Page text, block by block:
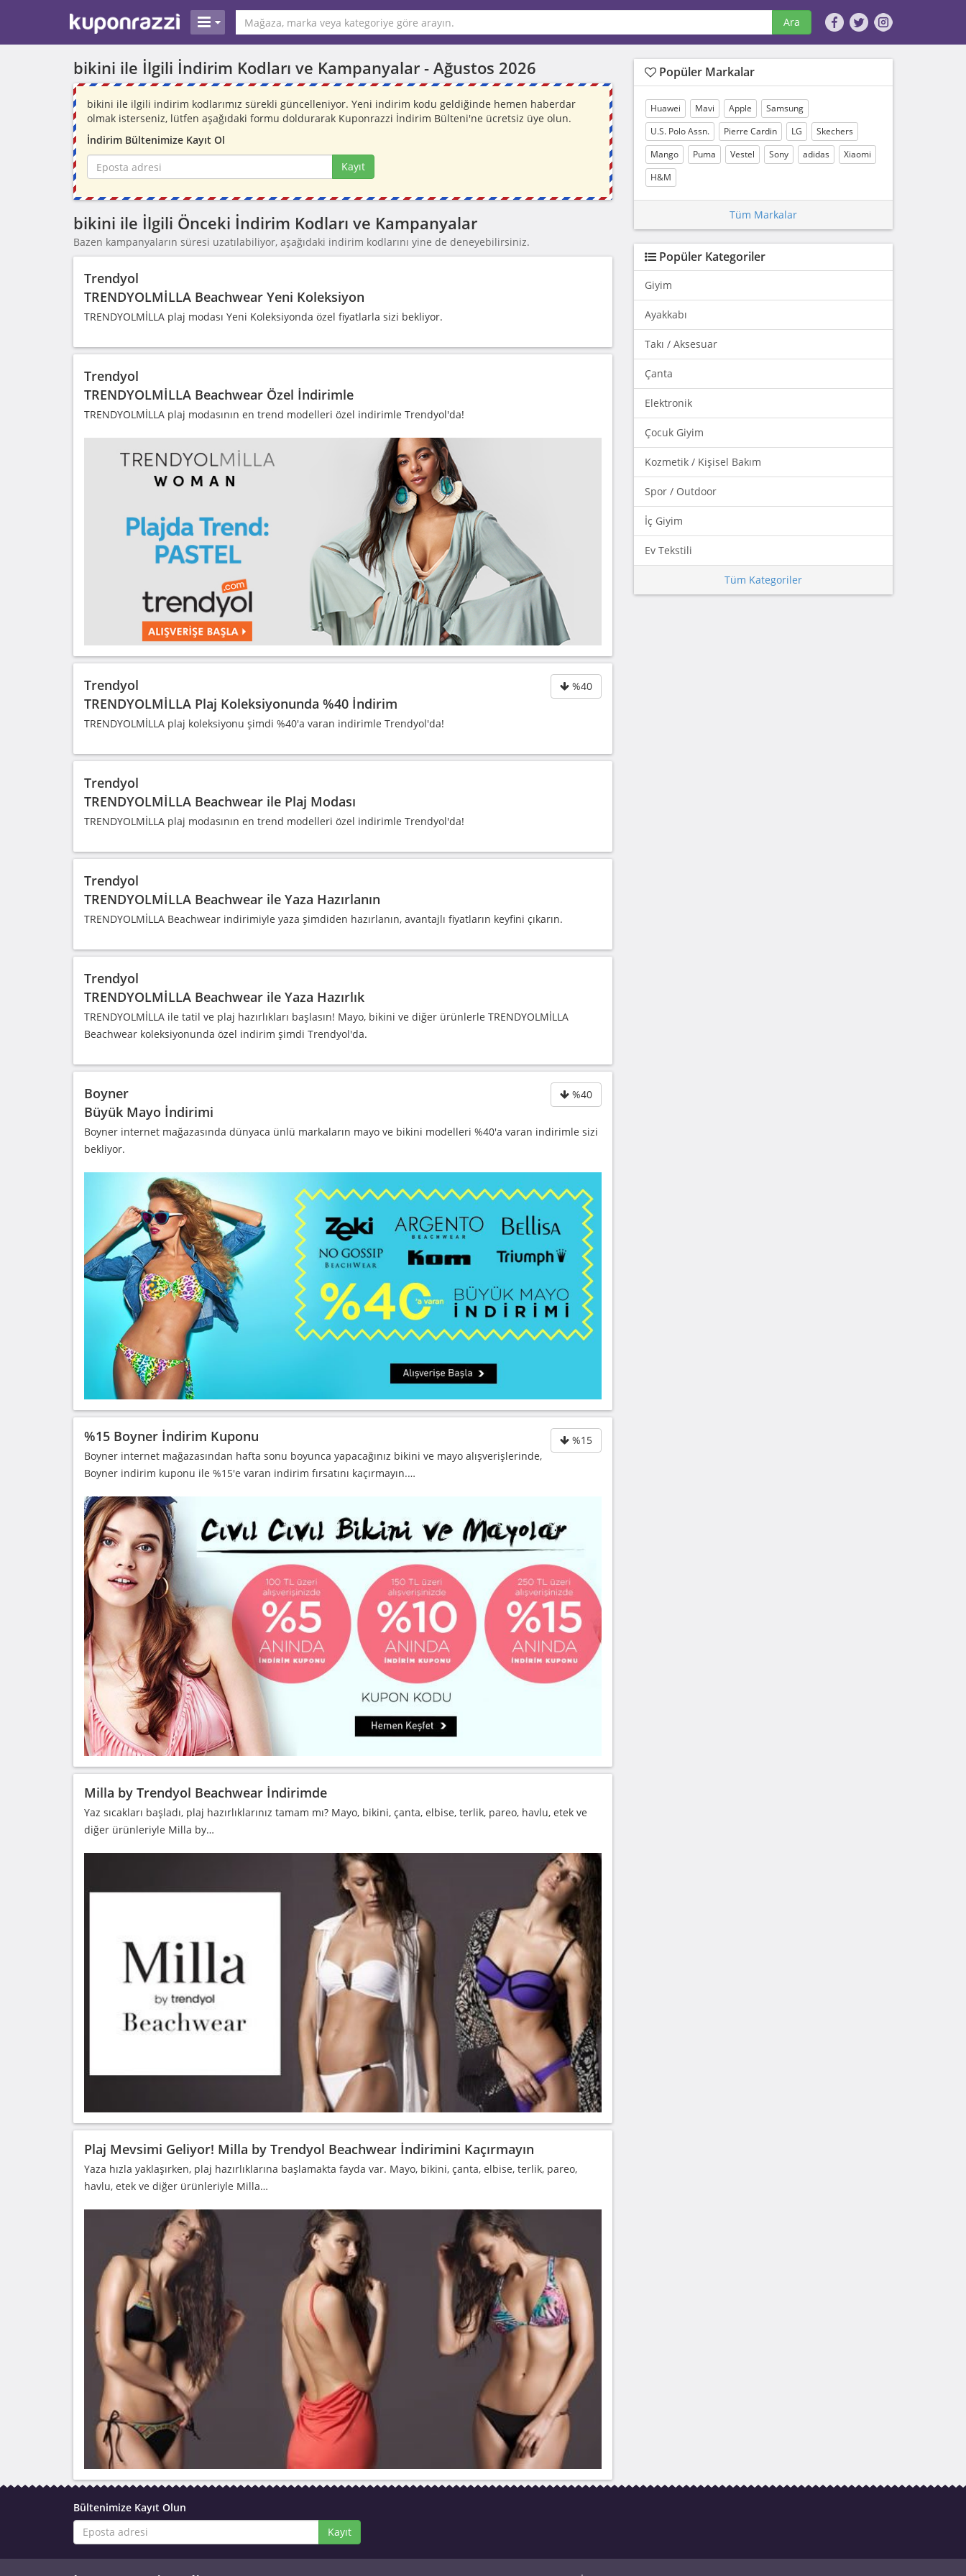
Ara
bikini ile İlgili İndirim Kodları ve Kampanyalar - Ağustos 2026
bikini ile ilgili indirim kodlarımız sürekli güncelleniyor. Yeni indirim kodu geldiğinde hemen haberdar
olmak isterseniz, lütfen aşağıdaki formu doldurarak Kuponrazzi İndirim Bülteni'ne ücretsiz üye olun.
İndirim Bültenimize Kayıt Ol
Kayıt
bikini ile İlgili Önceki İndirim Kodları ve Kampanyalar
Bazen kampanyaların süresi uzatılabiliyor, aşağıdaki indirim kodlarını yine de deneyebilirsiniz.
Trendyol
TRENDYOLMİLLA Beachwear Yeni Koleksiyon
TRENDYOLMİLLA plaj modası Yeni Koleksiyonda özel fiyatlarla sizi bekliyor.
Trendyol
TRENDYOLMİLLA Beachwear Özel İndirimle
TRENDYOLMİLLA plaj modasının en trend modelleri özel indirimle Trendyol'da!
%40
Trendyol
TRENDYOLMİLLA Plaj Koleksiyonunda %40 İndirim
TRENDYOLMİLLA plaj koleksiyonu şimdi %40'a varan indirimle Trendyol'da!
Trendyol
TRENDYOLMİLLA Beachwear ile Plaj Modası
TRENDYOLMİLLA plaj modasının en trend modelleri özel indirimle Trendyol'da!
Trendyol
TRENDYOLMİLLA Beachwear ile Yaza Hazırlanın
TRENDYOLMİLLA Beachwear indirimiyle yaza şimdiden hazırlanın, avantajlı fiyatların keyfini çıkarın.
Trendyol
TRENDYOLMİLLA Beachwear ile Yaza Hazırlık
TRENDYOLMİLLA ile tatil ve plaj hazırlıkları başlasın! Mayo, bikini ve diğer ürünlerle TRENDYOLMİLLA
Beachwear koleksiyonunda özel indirim şimdi Trendyol'da.
%40
Boyner
Büyük Mayo İndirimi
Boyner internet mağazasında dünyaca ünlü markaların mayo ve bikini modelleri %40'a varan indirimle sizi
bekliyor.
%15
%15 Boyner İndirim Kuponu
Boyner internet mağazasından hafta sonu boyunca yapacağınız bikini ve mayo alışverişlerinde,
Boyner indirim kuponu ile %15'e varan indirim fırsatını kaçırmayın.…
Milla by Trendyol Beachwear İndirimde
Yaz sıcakları başladı, plaj hazırlıklarınız tamam mı? Mayo, bikini, çanta, elbise, terlik, pareo, havlu, etek ve
diğer ürünleriyle Milla by…
Plaj Mevsimi Geliyor! Milla by Trendyol Beachwear İndirimini Kaçırmayın
Yaza hızla yaklaşırken, plaj hazırlıklarına başlamakta fayda var. Mayo, bikini, çanta, elbise, terlik, pareo,
havlu, etek ve diğer ürünleriyle Milla…
Popüler Markalar
Huawei Mavi Apple
Samsung
U.S. Polo Assn.
Pierre Cardin LG
Skechers
Mango
Puma Vestel Sony adidas
Xiaomi
H&M
Tüm Markalar
Popüler Kategoriler
Giyim
Ayakkabı
Takı / Aksesuar
Çanta
Elektronik
Çocuk Giyim
Kozmetik / Kişisel Bakım
Spor / Outdoor
İç Giyim
Ev Tekstili
Tüm Kategoriler
Bültenimize Kayıt Olun
Kayıt